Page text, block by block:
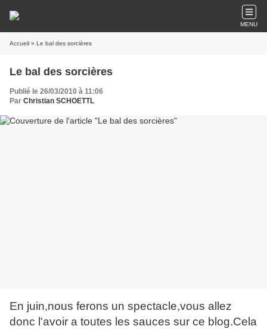
MENU
Accueil » Le bal des sorcières
Le bal des sorcières
Publié le 26/03/2010 à 11:06
Par Christian SCHOETTL
En juin,nous ferons un spectacle,vous allez
donc l'avoir a toutes les sauces sur ce blog.Cela